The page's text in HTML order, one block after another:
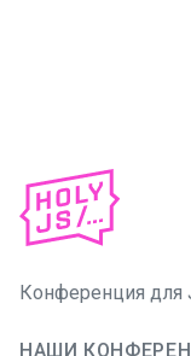
Конференция для
НАШИ